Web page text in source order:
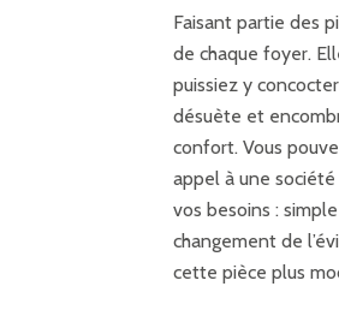
Faisant partie des
de chaque foyer.
puissiez y
désuète et
confort. Vous
appel à une
vos besoins :
changement de
cette pièce plus